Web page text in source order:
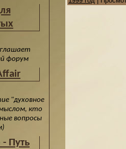
форум
"духовное
кто
вопросы
Путь